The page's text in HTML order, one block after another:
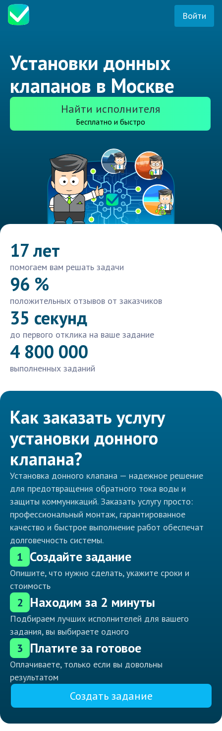
Войти
Установки донных
клапанов в Москве
Найти исполнителя
Бесплатно и быстро
17 лет
помогаем вам решать задачи
96 %
положительных отзывов от заказчиков
35 секунд
до первого отклика на ваше задание
4 800 000
выполненных заданий
Как заказать услугу
установки донного
клапана?
Установка донного клапана — надежное решение
для предотвращения обратного тока воды и
защиты коммуникаций. Заказать услугу просто:
профессиональный монтаж, гарантированное
качество и быстрое выполнение работ обеспечат
долговечность системы.
1 Создайте задание
Опишите, что нужно сделать, укажите сроки и
стоимость
2 Находим за 2 минуты
Подбираем лучших исполнителей для вашего
задания, вы выбираете одного
3 Платите за готовое
Оплачиваете, только если вы довольны
результатом
Создать задание